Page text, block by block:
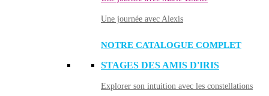
Une journée avec Alexis
NOTRE CATALOGUE COMPLET
STAGES DES AMIS D'IRIS
Explorer son intuition avec les constellations